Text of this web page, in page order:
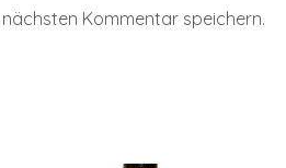
Kommentar speichern.